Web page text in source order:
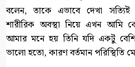
বলেন, তাকে এভাবে দেখা সত্যিই
শারীরিক অবস্থা নিয়ে এখন আমি
আমার মনে হয় তিনি যদি একটু
ভালো হতো, কারণ বর্তমান পরিস্থিতি